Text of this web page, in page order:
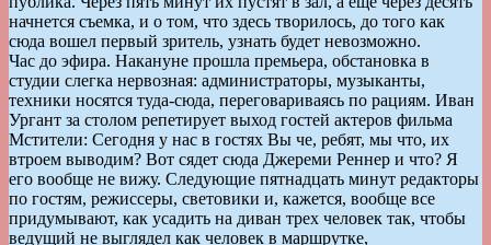
начнется съемка, и о том, что здесь творилось, до того как
сюда вошел первый зритель, узнать будет невозможно.
Час до эфира. Накануне прошла премьера, обстановка в
студии слегка нервозная: администраторы, музыканты,
техники носятся туда-сюда, переговариваясь по рациям. Иван
Ургант за столом репетирует выход гостей актеров фильма
Мстители: Сегодня у нас в гостях Вы че, ребят, мы что, их
втроем выводим? Вот сядет сюда Джереми Реннер и что? Я
его вообще не вижу. Следующие пятнадцать минут редакторы
по гостям, режиссеры, световики и, кажется, вообще все
придумывают, как усадить на диван трех человек так, чтобы
ведущий не выглядел как человек в маршрутке,